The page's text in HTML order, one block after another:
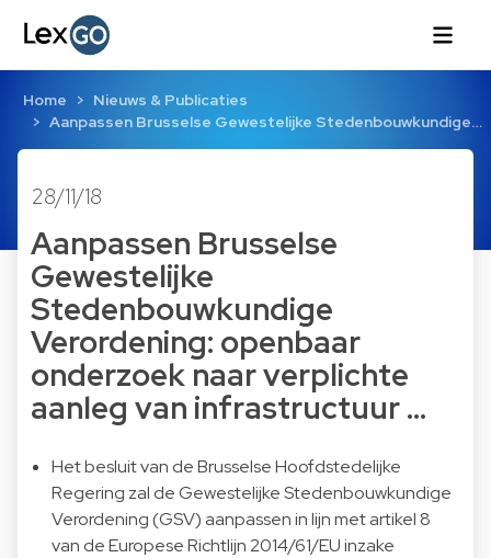
Home
Nieuws & Publicaties
Aanpassen Brusselse Gewestelijke Stedenbouwkundige…
28/11/18
Aanpassen Brusselse
Gewestelijke
Stedenbouwkundige
Verordening: openbaar
onderzoek naar verplichte
aanleg van infrastructuur …
Het besluit van de Brusselse Hoofdstedelijke
Regering zal de Gewestelijke Stedenbouwkundige
Verordening (GSV) aanpassen in lijn met artikel 8
van de Europese Richtlijn 2014/61/EU inzake